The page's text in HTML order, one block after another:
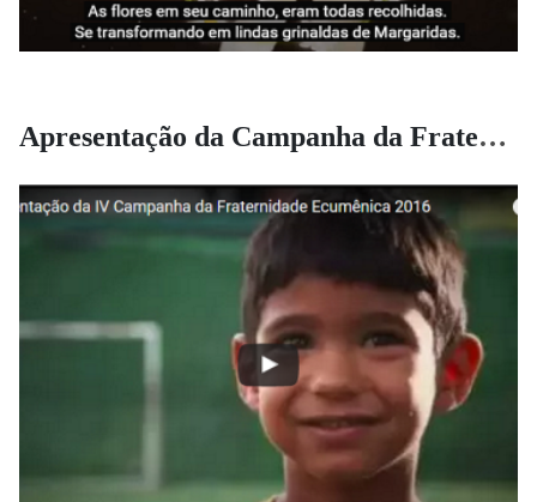
Apresentação da Campanha da Fraternidade 2016